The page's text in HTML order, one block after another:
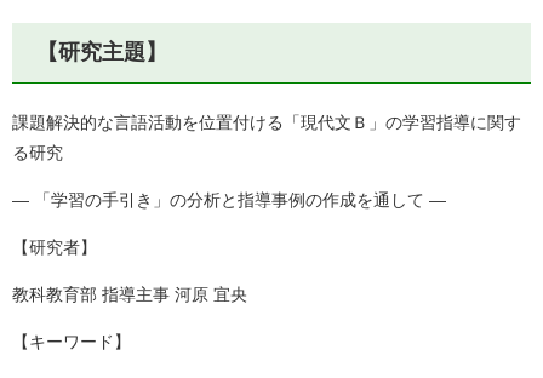
【研究主題】
課題解決的な言語活動を位置付ける「現代文Ｂ」の学習指導に関す
る研究
― 「学習の手引き」の分析と指導事例の作成を通して ―
【研究者】
教科教育部 指導主事 河原 宜央
【キーワード】